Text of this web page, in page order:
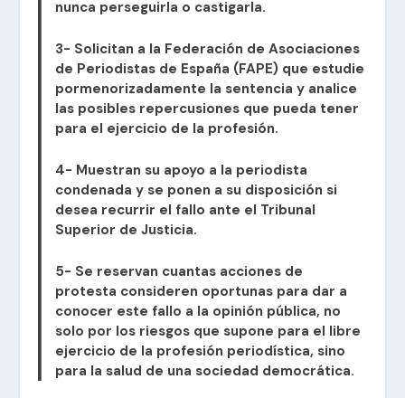
nunca perseguirla o castigarla.
3- Solicitan a la Federación de Asociaciones
de Periodistas de España (FAPE) que estudie
pormenorizadamente la sentencia y analice
las posibles repercusiones que pueda tener
para el ejercicio de la profesión.
4- Muestran su apoyo a la periodista
condenada y se ponen a su disposición si
desea recurrir el fallo ante el Tribunal
Superior de Justicia.
5- Se reservan cuantas acciones de
protesta consideren oportunas para dar a
conocer este fallo a la opinión pública, no
solo por los riesgos que supone para el libre
ejercicio de la profesión periodística, sino
para la salud de una sociedad democrática.